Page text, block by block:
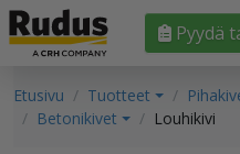
Pyydä
Etusivu Tuotteet
Betonikivet
Louhikivi